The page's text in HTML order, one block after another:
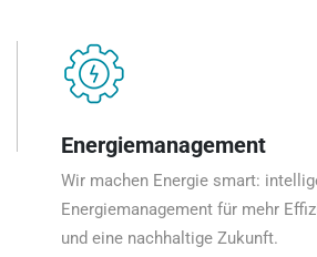
Energiemanagement
Wir machen Energie smart:
Energiemanagement für mehr
und eine nachhaltige Zukunft.